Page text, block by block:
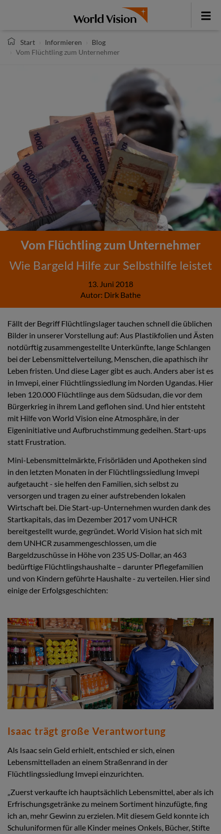
Toggle
Start
Informieren
Blog
Vom Flüchtling zum Unternehmer
Vom Flüchtling zum Unternehmer
Wie Bargeld Hilfe zur Selbsthilfe leistet
13. Juni 2018
Autor: Dirk Bathe
Fällt der Begriff Flüchtlingslager tauchen schnell die üblichen
Bilder in unserer Vorstellung auf: Aus Plastikfolien und Ästen
notdürftig zusammengestellte Unterkünfte, lange Schlangen
bei der Lebensmittelverteilung, Menschen, die apathisch ihr
Leben fristen. Und diese Lager gibt es auch. Anders aber ist es
in Imvepi, einer Flüchtlingssiedlung im Norden Ugandas. Hier
leben 120.000 Flüchtlinge aus dem Südsudan, die vor dem
Bürgerkrieg in ihrem Land geflohen sind. Und hier entsteht
mit Hilfe von World Vision eine Atmosphäre, in der
Eigeninitiative und Aufbruchstimmung gedeihen. Start-ups
statt Frustration.
Mini-Lebensmittelmärkte, Frisörläden und Apotheken sind
in den letzten Monaten in der Flüchtlingssiedlung Imvepi
aufgetaucht - sie helfen den Familien, sich selbst zu
versorgen und tragen zu einer aufstrebenden lokalen
Wirtschaft bei. Die Start-up-Unternehmen wurden dank des
Startkapitals, das im Dezember 2017 vom UNHCR
bereitgestellt wurde, gegründet. World Vision hat sich mit
dem UNHCR zusammengeschlossen, um die
Bargeldzuschüsse in Höhe von 235 US-Dollar, an 463
bedürftige Flüchtlingshaushalte – darunter Pflegefamilien
und von Kindern geführte Haushalte - zu verteilen. Hier sind
einige der Erfolgsgeschichten:
Isaac trägt große Verantwortung
Als Isaac sein Geld erhielt, entschied er sich, einen
Lebensmittelladen an einem Straßenrand in der
Flüchtlingssiedlung Imvepi einzurichten.
„Zuerst verkaufte ich hauptsächlich Lebensmittel, aber als ich
Erfrischungsgetränke zu meinem Sortiment hinzufügte, fing
ich an, mehr Gewinn zu erzielen. Mit diesem Geld konnte ich
Schuluniformen für alle Kinder meines Onkels, Bücher, Stifte